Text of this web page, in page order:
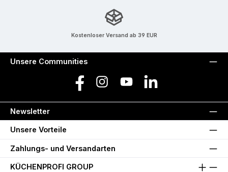
Kostenloser Versand ab 39 EUR
Unsere Communities
Facebook Instagram YouTube LinkedIn
Newsletter
Unsere Vorteile
Zahlungs- und Versandarten
KÜCHENPROFI GROUP